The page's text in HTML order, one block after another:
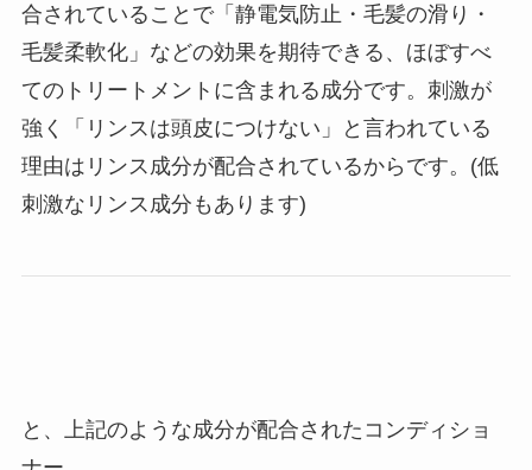
合されていることで「静電気防止・毛髪の滑り・
毛髪柔軟化」などの効果を期待できる、ほぼすべ
てのトリートメントに含まれる成分です。刺激が
強く「リンスは頭皮につけない」と言われている
理由はリンス成分が配合されているからです。(低
刺激なリンス成分もあります)
と、上記のような成分が配合されたコンディショ